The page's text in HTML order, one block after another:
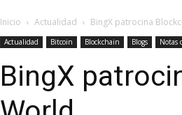
Inicio Actualidad BingX patrocina
Actualidad Bitcoin Blockchain Blogs Notas
BingX